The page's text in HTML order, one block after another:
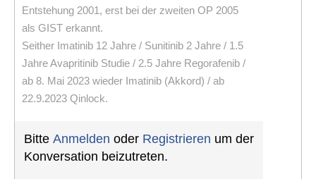
Entstehung 2001, erst bei der zweiten OP 2005
als GIST erkannt.
Seither Imatinib 12 Jahre / Sunitinib 2 Jahre / 1.5
Jahre Avapritinib Studie / 2.5 Jahre Regorafenib /
ab 8. Mai 2023 wieder Imatinib (Akkord) / ab
22.9.2023 Qinlock.
Bitte Anmelden oder Registrieren um der
Konversation beizutreten.